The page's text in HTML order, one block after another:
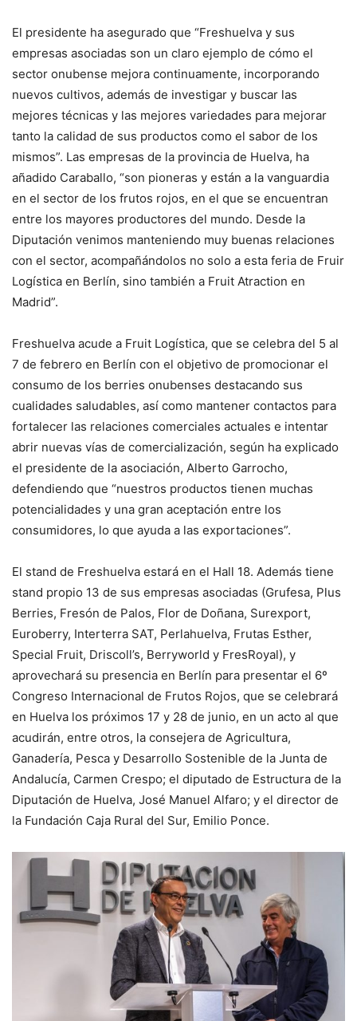
El presidente ha asegurado que “Freshuelva y sus
empresas asociadas son un claro ejemplo de cómo el
sector onubense mejora continuamente, incorporando
nuevos cultivos, además de investigar y buscar las
mejores técnicas y las mejores variedades para mejorar
tanto la calidad de sus productos como el sabor de los
mismos”. Las empresas de la provincia de Huelva, ha
añadido Caraballo, “son pioneras y están a la vanguardia
en el sector de los frutos rojos, en el que se encuentran
entre los mayores productores del mundo. Desde la
Diputación venimos manteniendo muy buenas relaciones
con el sector, acompañándolos no solo a esta feria de Fruir
Logística en Berlín, sino también a Fruit Atraction en
Madrid”.
Freshuelva acude a Fruit Logística, que se celebra del 5 al
7 de febrero en Berlín con el objetivo de promocionar el
consumo de los berries onubenses destacando sus
cualidades saludables, así como mantener contactos para
fortalecer las relaciones comerciales actuales e intentar
abrir nuevas vías de comercialización, según ha explicado
el presidente de la asociación, Alberto Garrocho,
defendiendo que “nuestros productos tienen muchas
potencialidades y una gran aceptación entre los
consumidores, lo que ayuda a las exportaciones”.
El stand de Freshuelva estará en el Hall 18. Además tiene
stand propio 13 de sus empresas asociadas (Grufesa, Plus
Berries, Fresón de Palos, Flor de Doñana, Surexport,
Euroberry, Interterra SAT, Perlahuelva, Frutas Esther,
Special Fruit, Driscoll’s, Berryworld y FresRoyal), y
aprovechará su presencia en Berlín para presentar el 6º
Congreso Internacional de Frutos Rojos, que se celebrará
en Huelva los próximos 17 y 28 de junio, en un acto al que
acudirán, entre otros, la consejera de Agricultura,
Ganadería, Pesca y Desarrollo Sostenible de la Junta de
Andalucía, Carmen Crespo; el diputado de Estructura de la
Diputación de Huelva, José Manuel Alfaro; y el director de
la Fundación Caja Rural del Sur, Emilio Ponce.